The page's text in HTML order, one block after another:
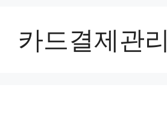
카드결제관리